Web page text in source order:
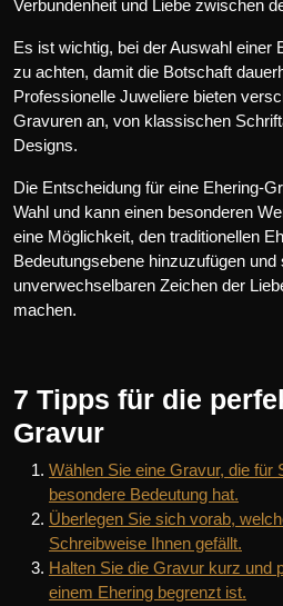
Verbundenheit und Liebe zwischen
Es ist wichtig, bei der Auswahl einer
zu achten, damit die Botschaft
Professionelle Juweliere bieten
Gravuren an, von klassischen
Designs.
Die Entscheidung für eine Ehering-
Wahl und kann einen besonderen
eine Möglichkeit, den traditionellen
Bedeutungsebene hinzuzufügen und
unverwechselbaren Zeichen der
machen.
7 Tipps für die
Gravur
Wählen Sie eine Gravur, die für
besondere Bedeutung hat.
Überlegen Sie sich vorab,
Schreibweise Ihnen gefällt.
Halten Sie die Gravur kurz und
einem Ehering begrenzt ist.